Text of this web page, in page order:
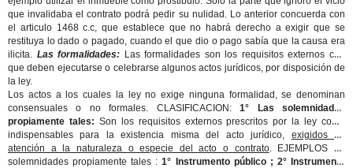
que invalidaba el contrato podrá pedir su nulidad. Lo anterior concuerda con
el articulo 1468 c.c, que establece que no habrá derecho a exigir que se
restituya lo dado o pagado, cuando el que dio o pago sabía que la causa era
ilicita. Las formalidades: Las formalidades son los requisitos externos con
que deben ejecutarse o celebrarse algunos actos jurídicos, por disposición de
la ley.
Los actos a los cuales la ley no exige ninguna formalidad, se denominan
consensuales o no formales. CLASIFICACION:1° Las solemnidades
propiamente tales: Son los requisitos externos prescritos por la ley como
indispensables para la existencia misma del acto jurídico, exigidos en
atención a la naturaleza o especie del acto o contrato. EJEMPLOS de
solemnidades propiamente tales :1° Instrumento público ; 2° Instrumento